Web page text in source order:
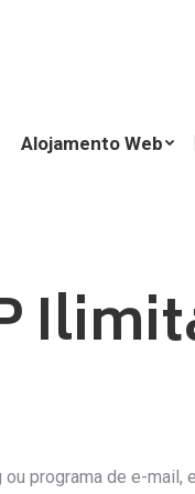
Alojamento Web
programa de e-